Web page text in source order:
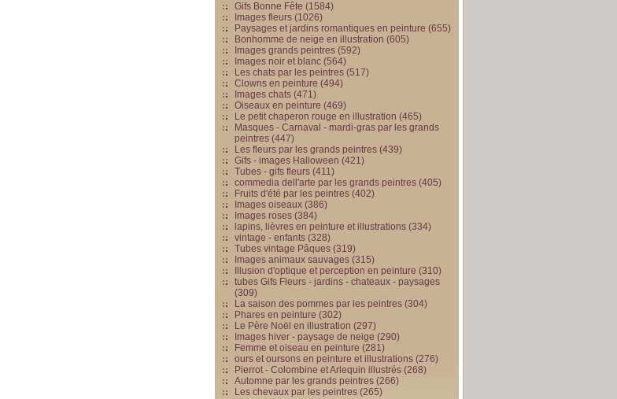
Gifs Bonne Fête (1584)
Images fleurs (1026)
Paysages et jardins romantiques en peinture (655)
Bonhomme de neige en illustration (605)
Images grands peintres (592)
Images noir et blanc (564)
Les chats par les peintres (517)
Clowns en peinture (494)
Images chats (471)
Oiseaux en peinture (469)
Le petit chaperon rouge en illustration (465)
Masques - Carnaval - mardi-gras par les grands
peintres (447)
Les fleurs par les grands peintres (439)
Gifs - images Halloween (421)
Tubes - gifs fleurs (411)
commedia dell'arte par les grands peintres (405)
Fruits d'été par les peintres (402)
Images oiseaux (386)
Images roses (384)
lapins, lièvres en peinture et illustrations (334)
vintage - enfants (328)
Tubes vintage Pâques (319)
Images animaux sauvages (315)
Illusion d'optique et perception en peinture (310)
tubes Gifs Fleurs - jardins - chateaux - paysages
(309)
La saison des pommes par les peintres (304)
Phares en peinture (302)
Le Père Noël en illustration (297)
Images hiver - paysage de neige (290)
Femme et oiseau en peinture (281)
ours et oursons en peinture et illustrations (276)
Pierrot - Colombine et Arlequin illustrés (268)
Automne par les grands peintres (266)
Les chevaux par les peintres (265)